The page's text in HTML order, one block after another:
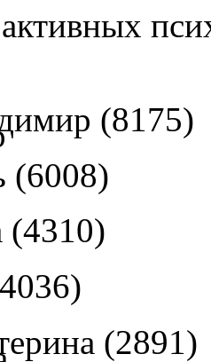
(8175)
(6008)
(4310)
(2891)